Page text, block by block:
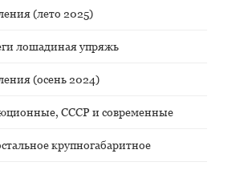
(лето 2025)
лошадиная упряжь
(осень 2024)
СССР и современные
крупногабаритное